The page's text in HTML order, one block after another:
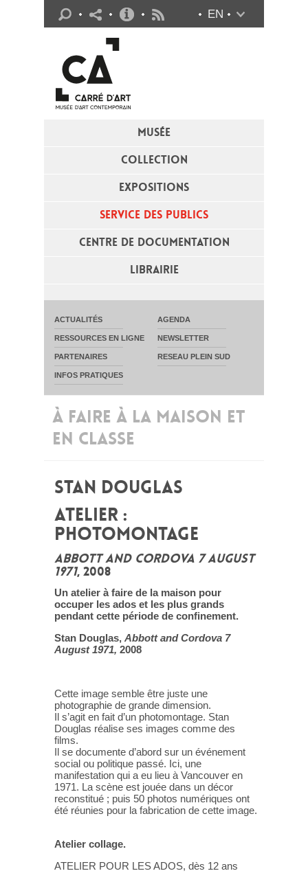
MUSÉE
COLLECTION
EXPOSITIONS
SERVICE DES PUBLICS
CENTRE DE DOCUMENTATION
LIBRAIRIE
EN
ACTUALITÉS AGENDA
RESSOURCES EN LIGNE NEWSLETTER
PARTENAIRES RESEAU PLEIN SUD
INFOS PRATIQUES
Infos pratiques
À FAIRE À LA MAISON ET
EN CLASSE
STAN DOUGLAS
ATELIER :
PHOTOMONTAGE
ABBOTT AND CORDOVA 7 AUGUST
1971, 2008
Un atelier à faire de la maison pour
occuper les ados et les plus grands
pendant cette période de confinement.
Stan Douglas, Abbott and Cordova 7
August 1971, 2008
Cette image semble être juste une
photographie de grande dimension.
Il s’agit en fait d’un photomontage. Stan
Douglas réalise ses images comme des
films.
Il se documente d’abord sur un événement
social ou politique passé. Ici, une
manifestation qui a eu lieu à Vancouver en
1971. La scène est jouée dans un décor
reconstitué ; puis 50 photos numériques ont
été réunies pour la fabrication de cette image.
Atelier collage.
ATELIER POUR LES ADOS, dès 12 ans